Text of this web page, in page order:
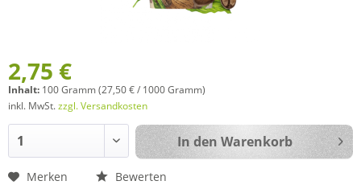
2,75 €
Inhalt: 100 Gramm (27,50 € / 1000 Gramm)
inkl. MwSt.zzgl. Versandkosten
In den Warenkorb
Merken Bewerten